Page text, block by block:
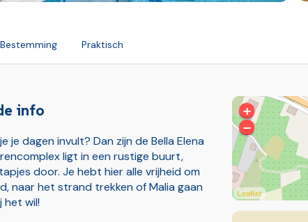
Bestemming Praktisch
info
je dagen invult? Dan zijn de Bella Elena
ligt in een rustige buurt,
door. Je hebt hier alle vrijheid om
naar het strand trekken of Malia gaan
het wil!
+
−
Leaflet